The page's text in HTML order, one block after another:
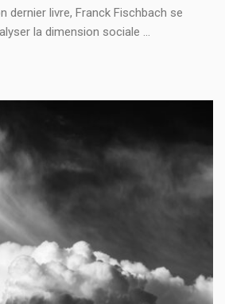
dernier livre, Franck Fischbach se
la dimension sociale ...